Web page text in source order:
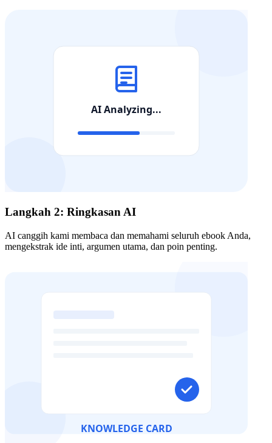
Langkah 2: Ringkasan AI
AI canggih kami membaca dan memahami seluruh ebook Anda,
mengekstrak ide inti, argumen utama, dan poin penting.